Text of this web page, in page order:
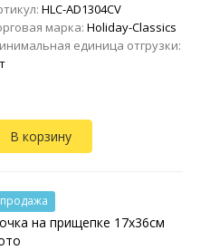
HLC-AD1304CV
марка: Holiday-Classics
единица отгрузки:
В корзину
на прищепке 17х36см